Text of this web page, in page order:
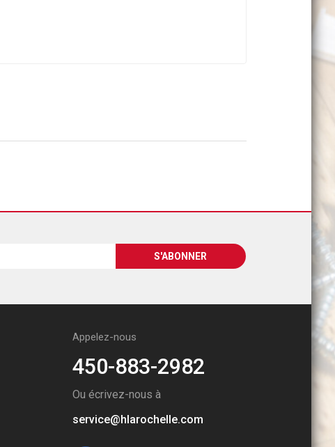
Appelez-nous
450-883-2982
Ou écrivez-nous à
service@hlarochelle.com